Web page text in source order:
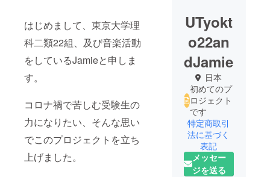
はじめまして、東京大学理
科二類22組、及び音楽活動
をしているJamieと申しま
す。
コロナ禍で苦しむ受験生の
力になりたい、そんな思い
でこのプロジェクトを立ち
上げました。
UTyokt
o22an
dJamie
日本
初めてのプ
ロジェクト
です
特定商取引
法に基づく
表記
メッセー
ジを送る